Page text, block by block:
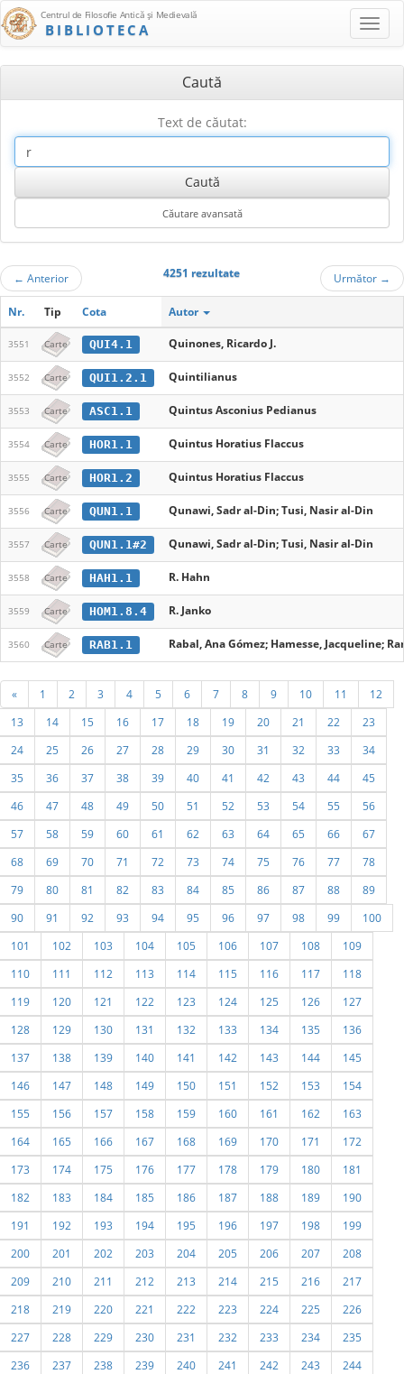
Centrul de Filosofie Antică şi Medievală
BIBLIOTECA
Caută
Text de căutat:
← Anterior 4251 rezultate Următor →
Nr. Tip Cota Autor
3551 Carte QUI4.1 Quinones, Ricardo J.
3552 Carte QUI1.2.1 Quintilianus
3553 Carte ASC1.1 Quintus Asconius Pedianus
3554 Carte HOR1.1 Quintus Horatius Flaccus
3555 Carte HOR1.2 Quintus Horatius Flaccus
3556 Carte QUN1.1 Qunawi, Sadr al-Din; Tusi, Nasir al-Din
3557 Carte QUN1.1#2 Qunawi, Sadr al-Din; Tusi, Nasir al-Din
3558 Carte HAH1.1 R. Hahn
3559 Carte HOM1.8.4 R. Janko
3560 Carte RAB1.1 Rabal, Ana Gómez; Hamesse, Jacqueline;
« 1 2 3 4 5 6 7 8 9 10 11
12
13
14 15 16 17 18 19 20 21 22
23
24
25 26 27 28 29 30 31 32 33
34
35
36 37 38 39 40 41 42 43 44
45
46
47 48 49 50 51 52 53 54 55
56
57
58 59 60 61 62 63 64 65 66
67
68
69 70 71 72 73 74 75 76 77
78
79
80 81 82 83 84 85 86 87 88
89
90
91 92 93 94 95 96 97 98 99
100
101
102 103 104 105 106 107 108
109
110
111 112 113 114 115 116 117
118
119
120 121 122 123 124 125 126
127
128
129 130 131 132 133 134 135
136
137
138 139 140 141 142 143 144
145
146
147 148 149 150 151 152 153
154
155
156 157 158 159 160 161 162
163
164
165 166 167 168 169 170 171
172
173
174 175 176 177 178 179 180
181
182
183 184 185 186 187 188 189
190
191
192 193 194 195 196 197 198
199
200
201 202 203 204 205 206 207
208
209
210 211 212 213 214 215 216
217
218
219 220 221 222 223 224 225
226
227
228 229 230 231 232 233 234
235
236
237 238 239 240 241 242 243
244